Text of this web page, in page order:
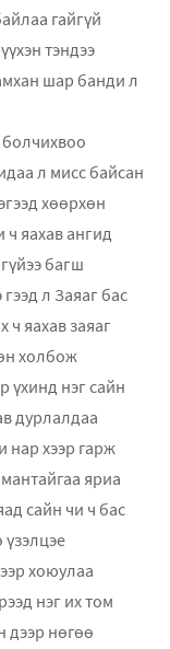
гайгүй
тэндээ
шар банди л
л мисс байсан
хөөрхөн
яахав ангид
багш
л Заяаг бас
ч яахав заяаг
холбож
үхинд нэг сайн
дурлалдаа
нар хээр гарж
яриа
сайн чи ч бас
үзэлцэе
хоюулаа
нэг их том
дээр нөгөө